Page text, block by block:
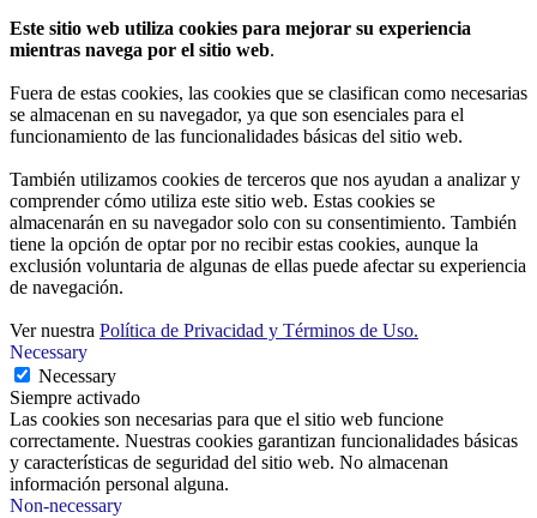
Este sitio web utiliza cookies para mejorar su experiencia
mientras navega por el sitio web.
Fuera de estas cookies, las cookies que se clasifican como necesarias
se almacenan en su navegador, ya que son esenciales para el
funcionamiento de las funcionalidades básicas del sitio web.
También utilizamos cookies de terceros que nos ayudan a analizar y
comprender cómo utiliza este sitio web. Estas cookies se
almacenarán en su navegador solo con su consentimiento. También
tiene la opción de optar por no recibir estas cookies, aunque la
exclusión voluntaria de algunas de ellas puede afectar su experiencia
de navegación.
Ver nuestra Política de Privacidad y Términos de Uso.
Necessary
Necessary
Siempre activado
Las cookies son necesarias para que el sitio web funcione
correctamente. Nuestras cookies garantizan funcionalidades básicas
y características de seguridad del sitio web. No almacenan
información personal alguna.
Non-necessary